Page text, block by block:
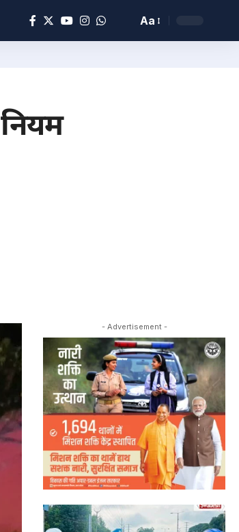
Aa
- Advertisement -